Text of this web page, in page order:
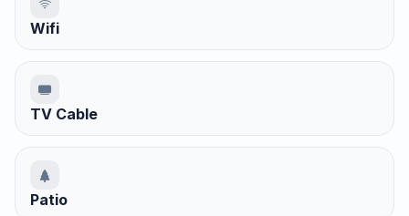
Wifi
TV Cable
Patio